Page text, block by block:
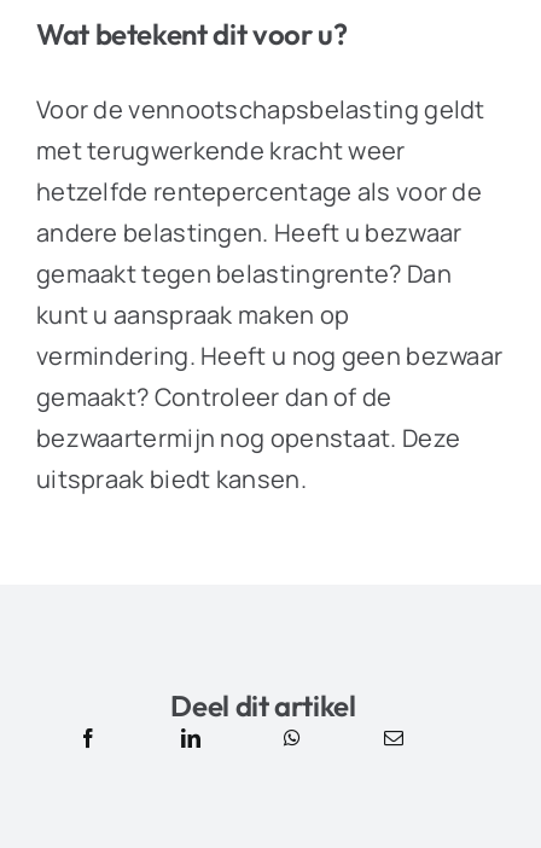
Wat betekent dit voor u?
Voor de vennootschapsbelasting geldt
met terugwerkende kracht weer
hetzelfde rentepercentage als voor de
andere belastingen. Heeft u bezwaar
gemaakt tegen belastingrente? Dan
kunt u aanspraak maken op
vermindering. Heeft u nog geen bezwaar
gemaakt? Controleer dan of de
bezwaartermijn nog openstaat. Deze
uitspraak biedt kansen.
Deel dit artikel